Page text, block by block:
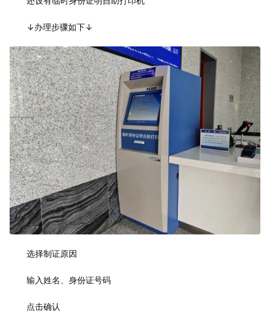
↓办理步骤如下↓
选择制证原因
输入姓名、身份证号码
点击确认